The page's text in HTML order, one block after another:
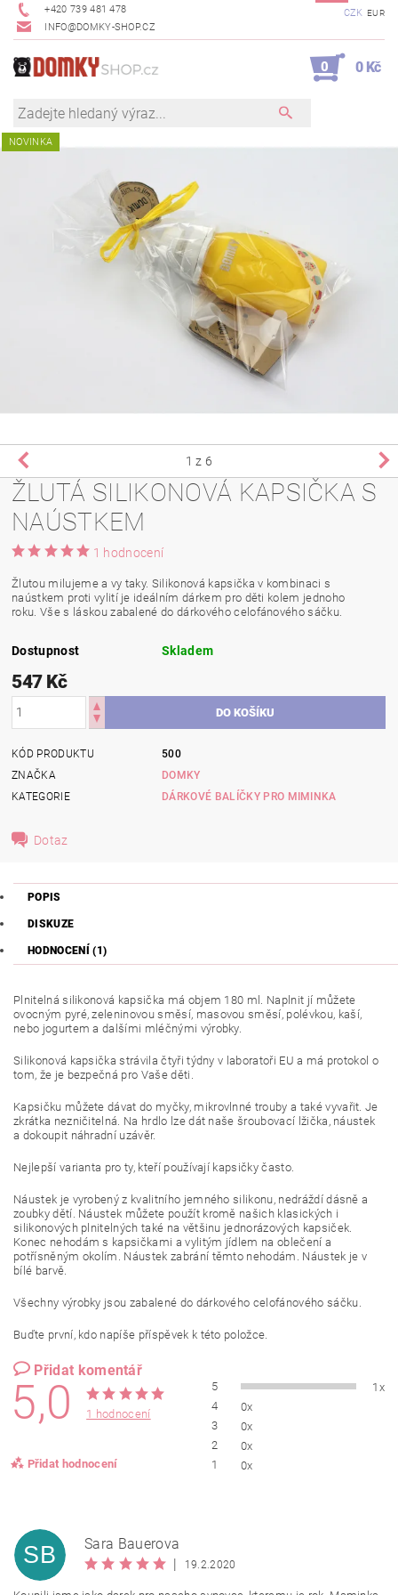
+420 739 481 478
INFO@DOMKY-SHOP.CZ
CZK EUR
0 0 Kč
NOVINKA
1 z 6
ŽLUTÁ SILIKONOVÁ KAPSIČKA S
NAÚSTKEM
1 hodnocení
Žlutou milujeme a vy taky. Silikonová kapsička v kombinaci s
naústkem proti vylití je ideálním dárkem pro děti kolem jednoho
roku.Vše s láskou zabalené do dárkového celofánového sáčku.
Dostupnost Skladem
547 Kč
KÓD PRODUKTU
500
ZNAČKA
DOMKY
KATEGORIE
DÁRKOVÉ BALÍČKY PRO MIMINKA
Dotaz
POPIS
DISKUZE
HODNOCENÍ (1)
Plnitelná silikonová kapsička má objem 180 ml. Naplnit jí můžete
ovocným pyré, zeleninovou směsí, masovou směsí, polévkou, kaší,
nebo jogurtem a dalšími mléčnými výrobky.
Silikonová kapsička strávila čtyři týdny v laboratoři EU a má protokol o
tom, že je bezpečná pro Vaše děti.
Kapsičku můžete dávat do myčky, mikrovlnné trouby a také vyvařit. Je
zkrátka nezničitelná. Na hrdlo lze dát naše šroubovací lžička, náustek
a dokoupit náhradní uzávěr.
Nejlepší varianta pro ty, kteří používají kapsičky často.
Náustek je vyrobený z kvalitního jemného silikonu, nedráždí dásně a
zoubky dětí. Náustek můžete použít kromě našich klasických i
silikonových plnitelných také na většinu jednorázových kapsiček.
Konec nehodám s kapsičkami a vylitým jídlem na oblečení a
potřísněným okolím. Náustek zabrání těmto nehodám. Náustek je v
bílé barvě.
Všechny výrobky jsou zabalené do dárkového celofánového sáčku.
Buďte první, kdo napíše příspěvek k této položce.
Přidat komentář
5,0 1 hodnocení
Přidat hodnocení
5
1x
4
0x
3
0x
2
0x
1
0x
SB
Sara Bauerova
|
19.2.2020